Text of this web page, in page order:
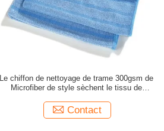
Le chiffon de nettoyage de trame 300gsm de
Microfiber de style sèchent le tissu de
Contact